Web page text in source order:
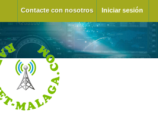
Iniciar sesión
Contacte con nosotros